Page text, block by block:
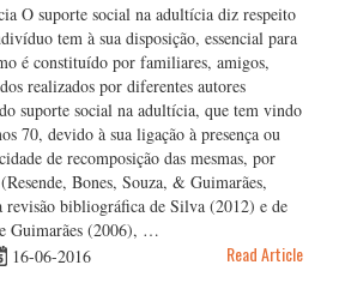
O suporte social na adultícia diz respeito
tem à sua disposição, essencial para
é constituído por familiares, amigos,
realizados por diferentes autores
suporte social na adultícia, que tem vindo
70, devido à sua ligação à presença ou
de recomposição das mesmas, por
Bones, Souza, & Guimarães,
revisão bibliográfica de Silva (2012) e de
Guimarães (2006), …
16-06-2016 Read Article